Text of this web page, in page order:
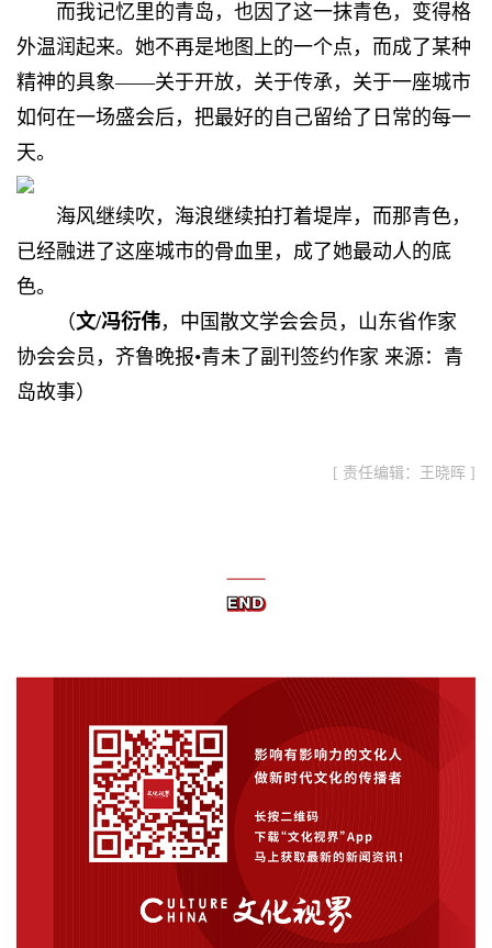
而我记忆里的青岛，也因了这一抹青色，变得格
外温润起来。她不再是地图上的一个点，而成了某种
精神的具象——关于开放，关于传承，关于一座城市
如何在一场盛会后，把最好的自己留给了日常的每一
天。
海风继续吹，海浪继续拍打着堤岸，而那青色，
已经融进了这座城市的骨血里，成了她最动人的底
色。
（文/冯衍伟，中国散文学会会员，山东省作家
协会会员，齐鲁晚报•青未了副刊签约作家 来源：青
岛故事）
[ 责任编辑：王晓晖 ]